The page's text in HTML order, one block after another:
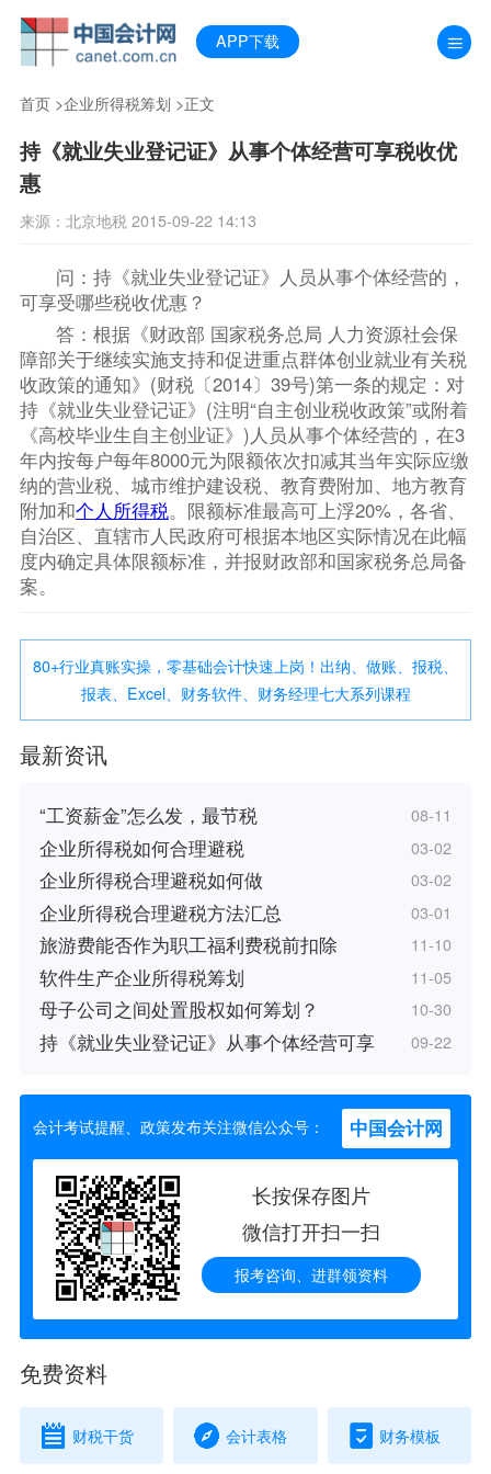
APP下载
首页>企业所得税筹划 >正文
持《就业失业登记证》从事个体经营可享税收优
惠
来源：北京地税 2015-09-22 14:13
问：持《就业失业登记证》人员从事个体经营的，
可享受哪些税收优惠？
答：根据《财政部 国家税务总局 人力资源社会保
障部关于继续实施支持和促进重点群体创业就业有关税
收政策的通知》(财税〔2014〕39号)第一条的规定：对
持《就业失业登记证》(注明“自主创业税收政策”或附着
《高校毕业生自主创业证》)人员从事个体经营的，在3
年内按每户每年8000元为限额依次扣减其当年实际应缴
纳的营业税、城市维护建设税、教育费附加、地方教育
附加和个人所得税。限额标准最高可上浮20%，各省、
自治区、直辖市人民政府可根据本地区实际情况在此幅
度内确定具体限额标准，并报财政部和国家税务总局备
案。
80+行业真账实操，零基础会计快速上岗！出纳、做账、报税、
报表、Excel、财务软件、财务经理七大系列课程
最新资讯
“工资薪金”怎么发，最节税 08-11
企业所得税如何合理避税 03-02
企业所得税合理避税如何做 03-02
企业所得税合理避税方法汇总 03-01
旅游费能否作为职工福利费税前扣除 11-10
软件生产企业所得税筹划 11-05
母子公司之间处置股权如何筹划？ 10-30
持《就业失业登记证》从事个体经营可享 09-22
会计考试提醒、政策发布关注微信公众号： 中国会计网
长按保存图片
微信打开扫一扫
报考咨询、进群领资料
免费资料
财税干货 会计表格 财务模板